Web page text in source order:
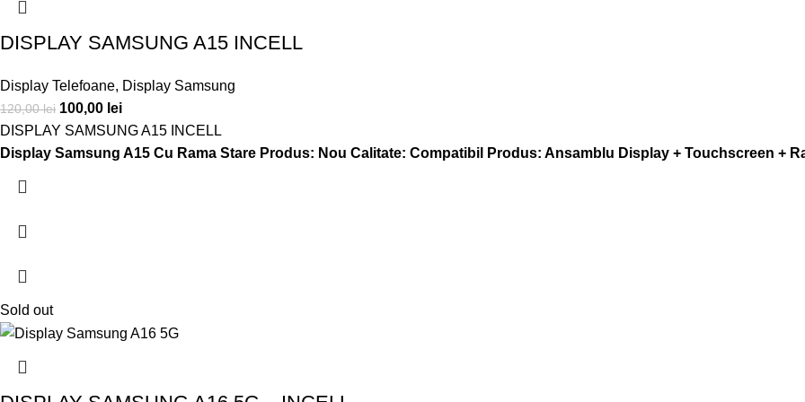
DISPLAY SAMSUNG A15 INCELL
Display Telefoane, Display Samsung
120,00lei 100,00 lei
DISPLAY SAMSUNG A15 INCELL
Display Samsung A15 Cu Rama Stare Produs: Nou Calitate: Compatibil Produs: Ansamblu Display + Touchscreen +
Sold out